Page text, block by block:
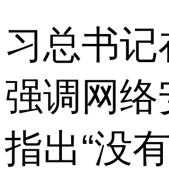
习总书
强调网
指出“没